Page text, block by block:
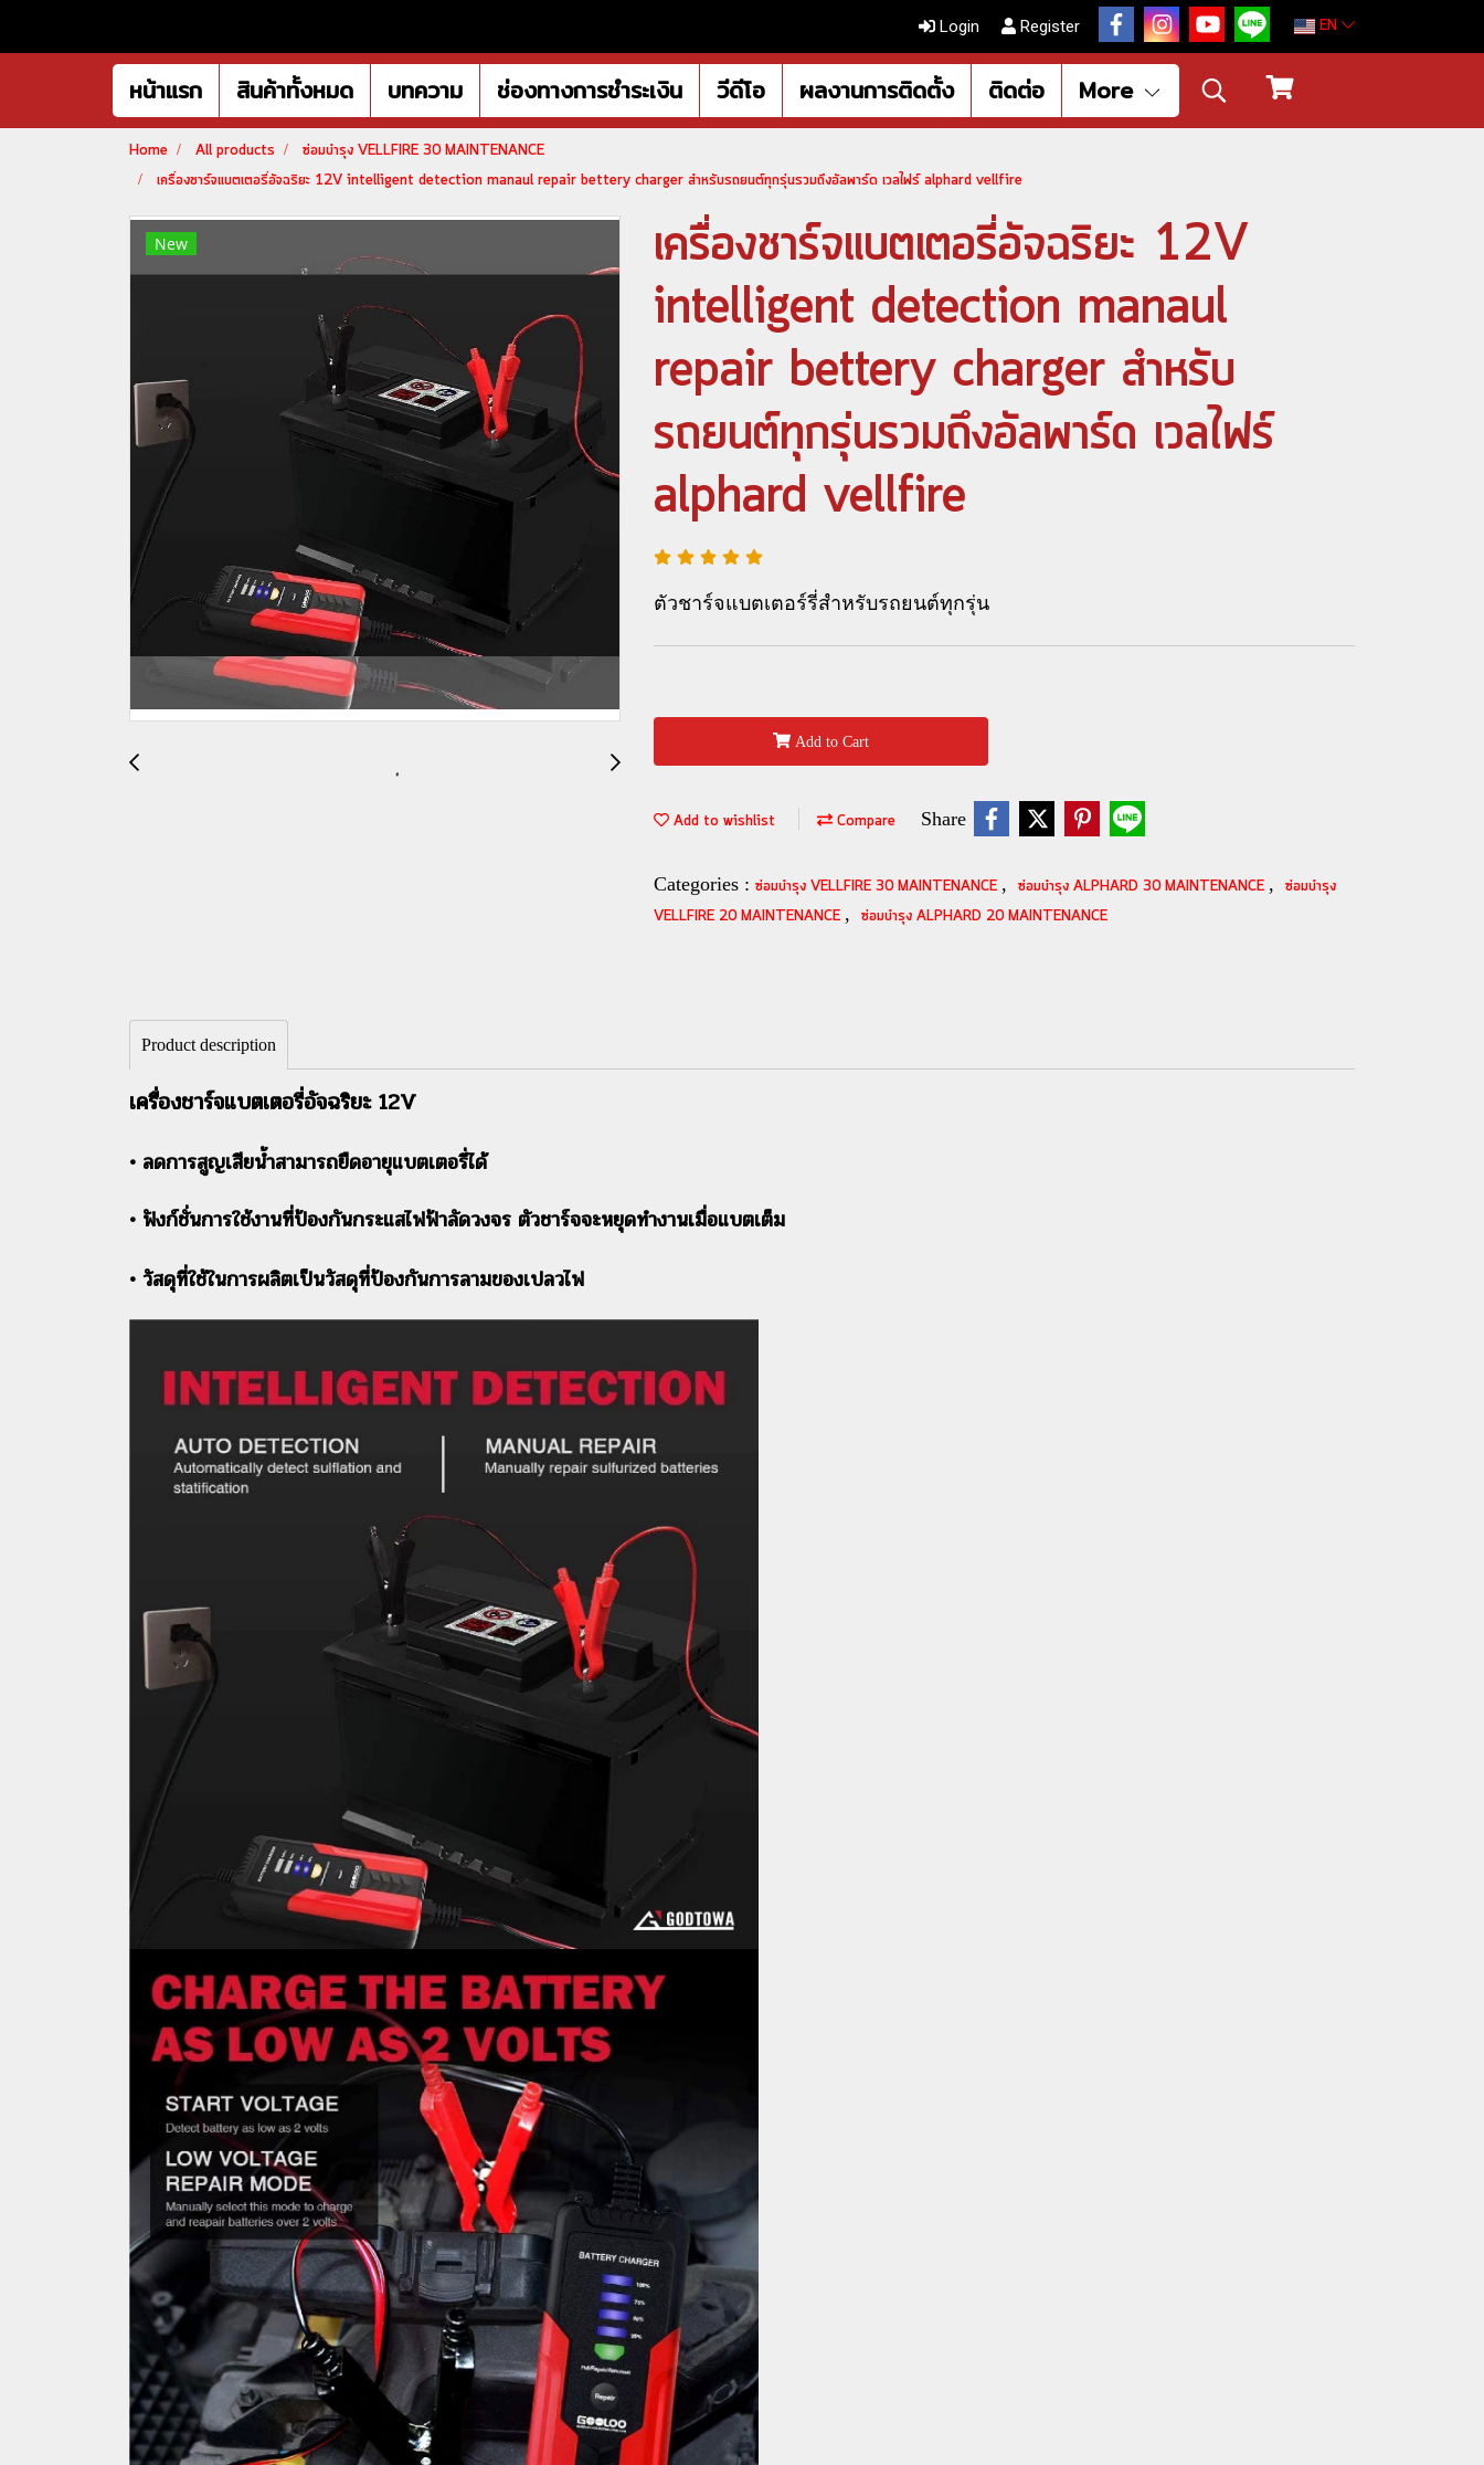
Login Register EN
หน้าแรก สินค้าทั้งหมด บทความ ช่องทางการชำระเงิน วีดีโอ ผลงานการติดตั้ง ติดต่อ More
Home All products
ซ่อมบำรุง VELLFIRE 30 MAINTENANCE
เครื่องชาร์จแบตเตอรี่อัจฉริยะ 12V intelligent detection manaul repair bettery charger สำหรับรถยนต์ทุกรุ่นรวมถึงอัลพาร์ด เวลไฟร์ alphard vellfire
New
เครื่องชาร์จแบตเตอรี่อัจฉริยะ 12V
intelligent detection manaul
repair bettery charger สำหรับ
รถยนต์ทุกรุ่นรวมถึงอัลพาร์ด เวลไฟร์
alphard vellfire
ตัวชาร์จแบตเตอร์รี่สำหรับรถยนต์ทุกรุ่น
Add to Cart
Add to wishlist Compare Share
Categories : ซ่อมบำรุง VELLFIRE 30 MAINTENANCE , ซ่อมบำรุง ALPHARD 30 MAINTENANCE ,
ซ่อมบำรุง
VELLFIRE 20 MAINTENANCE , ซ่อมบำรุง ALPHARD 20 MAINTENANCE
Product description
เครื่องชาร์จแบตเตอรี่อัจฉริยะ 12V
• ลดการสูญเสียน้ำสามารถยืดอายุแบตเตอรี่ได้
• ฟังก์ชั่นการใช้งานที่ป้องกันกระแสไฟฟ้าลัดวงจร ตัวชาร์จจะหยุดทำงานเมื่อแบตเต็ม
• วัสดุที่ใช้ในการผลิตเป็นวัสดุที่ป้องกันการลามของเปลวไฟ